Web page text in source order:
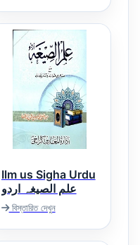
مختصر القدوری
Ilm us Sigha Urdu
علم الصیغہ اردو
বিস্তারিত দেখুন